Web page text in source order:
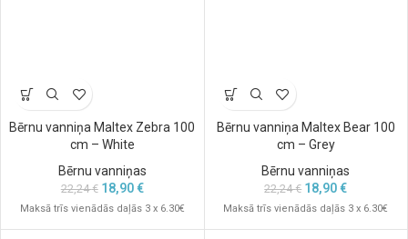
Bērnu vanniņa Maltex Zebra 100
cm – White
Bērnu vanniņas
22,24€ 18,90€
Maksā trīs vienādās daļās 3 x 6.30€
Bērnu vanniņa Maltex Bear 100
cm – Grey
Bērnu vanniņas
22,24€ 18,90€
Maksā trīs vienādās daļās 3 x 6.30€